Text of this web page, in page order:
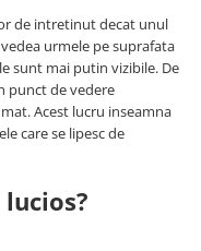
de intretinut decat unul
urmele pe suprafata
sunt mai putin vizibile. De
punct de vedere
Acest lucru inseamna
care se lipesc de